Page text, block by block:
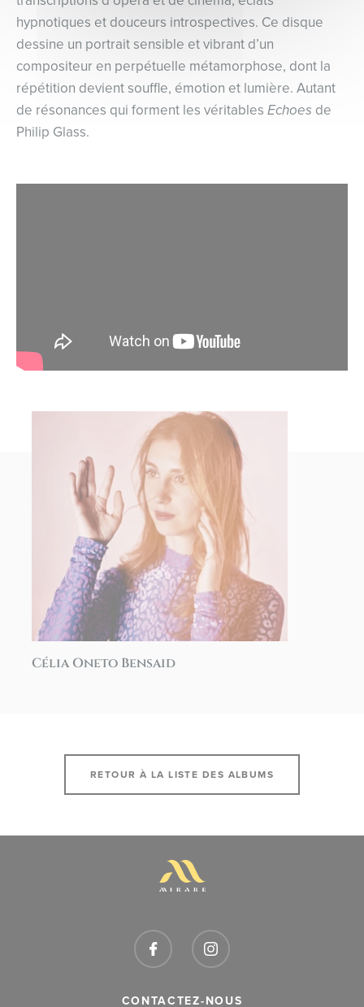
hypnotiques et douceurs introspectives. Ce disque
dessine un portrait sensible et vibrant d’un
compositeur en perpétuelle métamorphose, dont la
répétition devient souffle, émotion et lumière. Autant
de résonances qui forment les véritables Echoes de
Philip Glass.
Célia Oneto Bensaid
RETOUR À LA LISTE DES ALBUMS
CONTACTEZ-NOUS